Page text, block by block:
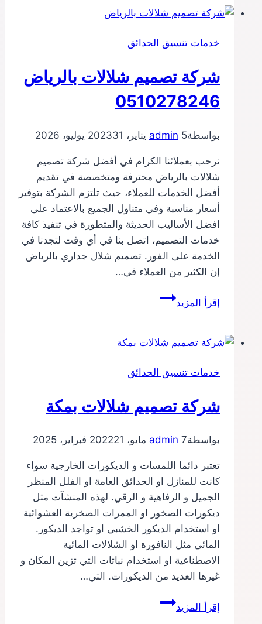
بالرياض
خدمات تنسيق الحدائق
شركة تصميم شلالات بالرياض
0510278246
بواسطة admin 5 يناير، 2023 31 يوليو، 2026
نرحب بعملائنا الكرام في أفضل شركة تصميم
شلالات بالرياض محترفة ومتخصصة في تقديم
أفضل الخدمات للعملاء، حيث تلتزم الشركة بتوفير
أسعار مناسبة وفي متناول الجميع بالاعتماد على
افضل الأساليب الحديثة والمتطورة في تنفيذ كافة
خدمات التصميم، اتصل بنا في أي وقت لتجدنا في
الخدمة على الفور. تصميم شلال جداري بالرياض
إن الكثير من العملاء في…
إقرأ المزيدشركة
بالرياض
خدمات تنسيق الحدائق
شركة تصميم شلالات بمكة
بواسطة admin 7 مايو، 2022 21 فبراير، 2025
تعتبر دائما اللمسات و الديكورات الخارجية سواء
كانت للمنازل او الحدائق العامة او الفلل المنظر
الجميل و الرفاهية و الرقي. لهذه المنشآت مثل
ديكورات الصخور او الممرات الصخرية العشوائية
او استخدام الديكور الخشبي او تواجد الديكور.
المائي مثل النافورة او الشلالات المائية
الاصطناعية او استخدام نباتات التي تزين المكان و
غيرها العديد من الديكورات. التي…
إقرأ المزيدشركة